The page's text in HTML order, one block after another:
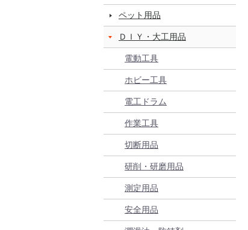
ペット用品
ＤＩＹ・大工用品
電動工具
ホビー工具
電工ドラム
作業工具
切断用品
研削・研磨用品
測定用品
安全用品